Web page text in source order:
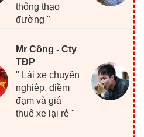
thông thạo
đường "
Mr Công - Cty
TĐP
" Lái xe chuyên
nghiệp, điềm
đạm và giá
thuê xe lại rẻ "